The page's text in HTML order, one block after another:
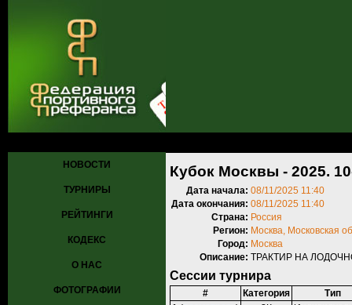
НОВОСТИ
ТУРНИРЫ
РЕЙТИНГИ
КОДЕКС
О НАС
ФОТОГРАФИИ
Кубок Москвы - 2025.
Дата начала: 08/11/2025 11:40
Дата окончания: 08/11/2025 11:40
Страна: Россия
Регион: Москва, Московская
Город: Москва
Описание: ТРАКТИР НА
Сессии турнира
# Категория
Тип